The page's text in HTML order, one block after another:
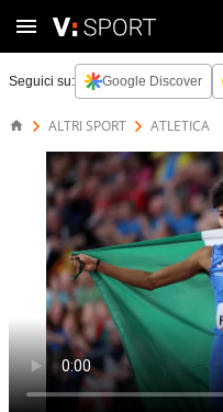
Seguici su: Google Discover
ALTRI SPORT ATLETICA